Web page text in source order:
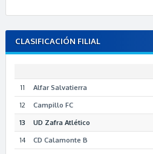
CLASIFICACIÓN FILIAL
11 Alfar Salvatierra
12 Campillo FC
13 UD Zafra Atlético
14 CD Calamonte B